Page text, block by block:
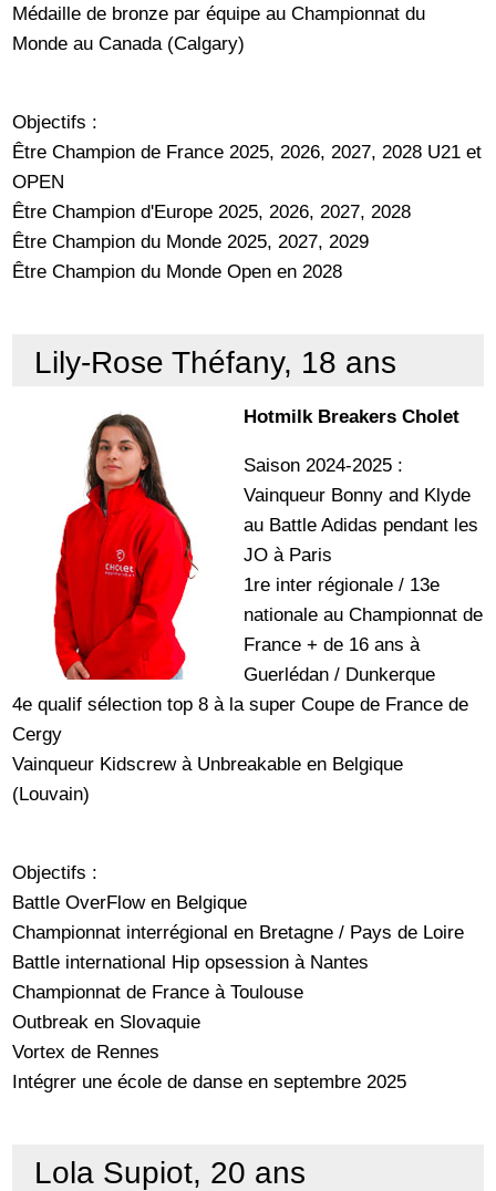
Médaille de bronze par équipe au Championnat du
Monde au Canada (Calgary)
Objectifs :
Être Champion de France 2025, 2026, 2027, 2028 U21 et
OPEN
Être Champion d'Europe 2025, 2026, 2027, 2028
Être Champion du Monde 2025, 2027, 2029
Être Champion du Monde Open en 2028
Lily-Rose Théfany, 18 ans
Hotmilk Breakers Cholet
Saison 2024-2025 :
Vainqueur Bonny and Klyde
au Battle Adidas pendant les
JO à Paris
1re inter régionale / 13e
nationale au Championnat de
France + de 16 ans à
Guerlédan / Dunkerque
4e qualif sélection top 8 à la super Coupe de France de
Cergy
Vainqueur Kidscrew à Unbreakable en Belgique
(Louvain)
Objectifs :
Battle OverFlow en Belgique
Championnat interrégional en Bretagne / Pays de Loire
Battle international Hip opsession à Nantes
Championnat de France à Toulouse
Outbreak en Slovaquie
Vortex de Rennes
Intégrer une école de danse en septembre 2025
Lola Supiot, 20 ans